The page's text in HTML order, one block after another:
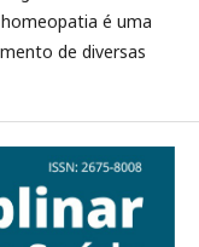
é uma
de diversas